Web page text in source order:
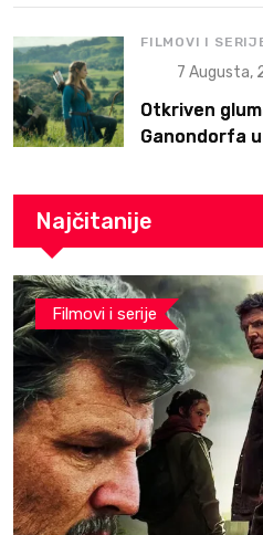
FILMOVI I
7 Augusta,
Otkriven
Ganondorfa
Najčitanije
Filmovi i serije